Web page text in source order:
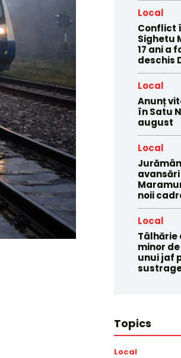
Local
Conflict
Sighetu
17 ani a
deschis
Local
Anunț
în Satu
august
Local
noii
Local
Tâlhărie
minor
unui jaf
Topics
Local